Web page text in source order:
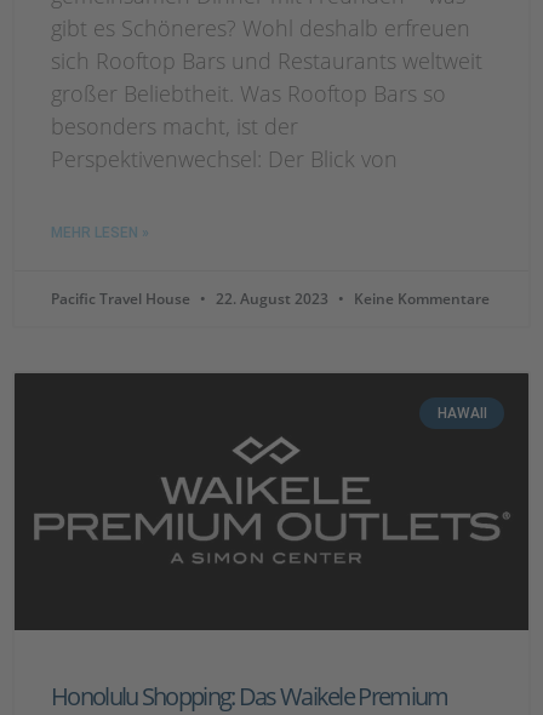
gibt es Schöneres? Wohl deshalb erfreuen
sich Rooftop Bars und Restaurants weltweit
großer Beliebtheit. Was Rooftop Bars so
besonders macht, ist der
Perspektivenwechsel: Der Blick von
MEHR LESEN »
Pacific Travel House 22. August 2023 Keine Kommentare
HAWAII
Honolulu Shopping: Das Waikele Premium